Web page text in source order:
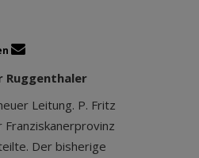
Ruggenthaler
Leitung. P. Fritz
Der bisherige